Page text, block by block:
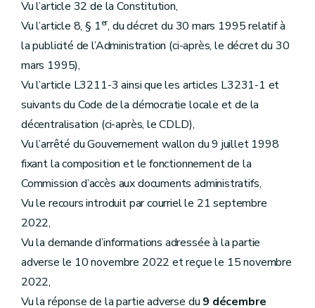
Vu l’article 32 de la Constitution,
Vu l’article 8, § 1er, du décret du 30 mars 1995 relatif à
la publicité de l’Administration (ci-après, le décret du 30
mars 1995),
Vu l’article L3211-3 ainsi que les articles L3231-1 et
suivants du Code de la démocratie locale et de la
décentralisation (ci-après, le CDLD),
Vu l’arrêté du Gouvernement wallon du 9 juillet 1998
fixant la composition et le fonctionnement de la
Commission d’accès aux documents administratifs,
Vu le recours introduit par courriel le 21 septembre
2022,
Vu la demande d’informations adressée à la partie
adverse le 10 novembre 2022 et reçue le 15 novembre
2022,
Vu la réponse de la partie adverse du 9 décembre